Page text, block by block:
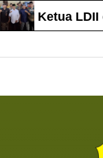
Ketua LDII dan